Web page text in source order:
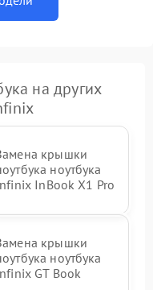
на других
крышки
ноутбука
InBook X1 Pro
крышки
ноутбука
GT Book